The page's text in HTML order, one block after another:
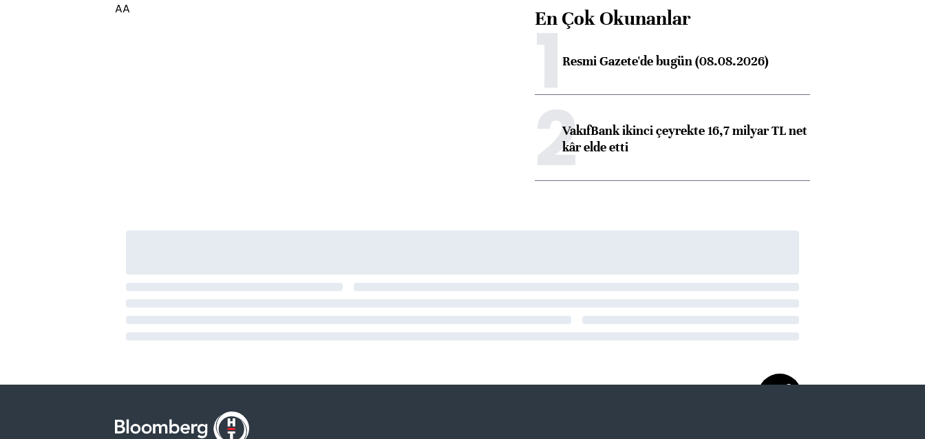
AA
En Çok Okunanlar
1Resmi Gazete'de bugün (08.08.2026)
2VakıfBank ikinci çeyrekte 16,7 milyar TL net
kâr elde etti